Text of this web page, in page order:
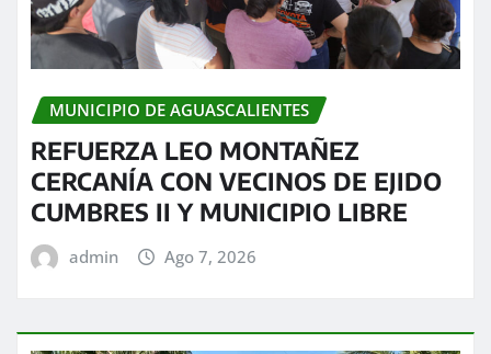
MUNICIPIO DE AGUASCALIENTES
REFUERZA LEO MONTAÑEZ
CERCANÍA CON VECINOS DE EJIDO
CUMBRES II Y MUNICIPIO LIBRE
admin Ago 7, 2026